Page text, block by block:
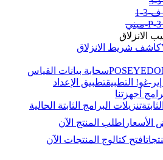
1
شريط الانزلاق
سحابة بيانات القياس
غو! التطبيقتطبيق الإعداد
أجهزتنا
تنزيلات البرامج الثابتة الحالية
اطلب المنتج الآن
افتح كتالوج المنتجات الآن